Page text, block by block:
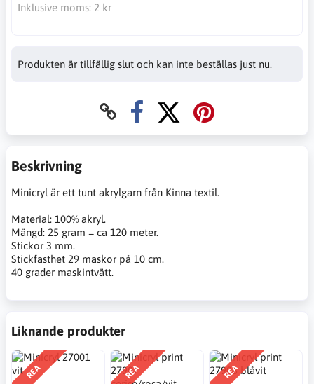
Inklusive moms: 2 kr
Produkten är tillfällig slut och kan inte beställas just nu.
Beskrivning
Minicryl är ett tunt akrylgarn från Kinna textil.
Material: 100% akryl.
Mängd: 25 gram = ca 120 meter.
Stickor 3 mm.
Stickfasthet 29 maskor på 10 cm.
40 grader maskintvätt.
Liknande produkter
REA REA REA